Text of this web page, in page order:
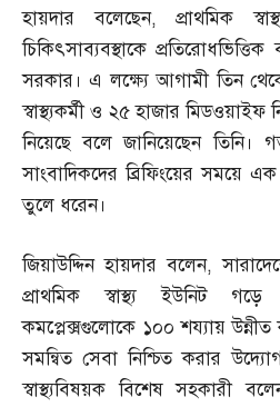
হায়দার বলেছেন,প্রাথমিক
চিকিৎসাব্যবস্থাকে
সরকার। এ লক্ষ্যে আগামী তিন
স্বাস্থ্যকর্মী ও ২৫ হাজার
নিয়েছে বলে জানিয়েছেন তিনি।
সাংবাদিকদের ব্রিফিংয়ের সময়ে
তুলে ধরেন।
জিয়াউদ্দিন হায়দার বলেন,
প্রাথমিক স্বাস্থ্য ইউনিট
কমপ্লেক্সগুলোকে ১০০ শয্যায়
সমন্বিত সেবা নিশ্চিত করার উদ্যোগ
স্বাস্থ্যবিষয়ক বিশেষ সহকারী